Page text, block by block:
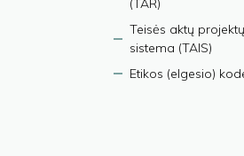
(TAR)
Teisės aktų
sistema (TAIS)
Etikos (elgesio)